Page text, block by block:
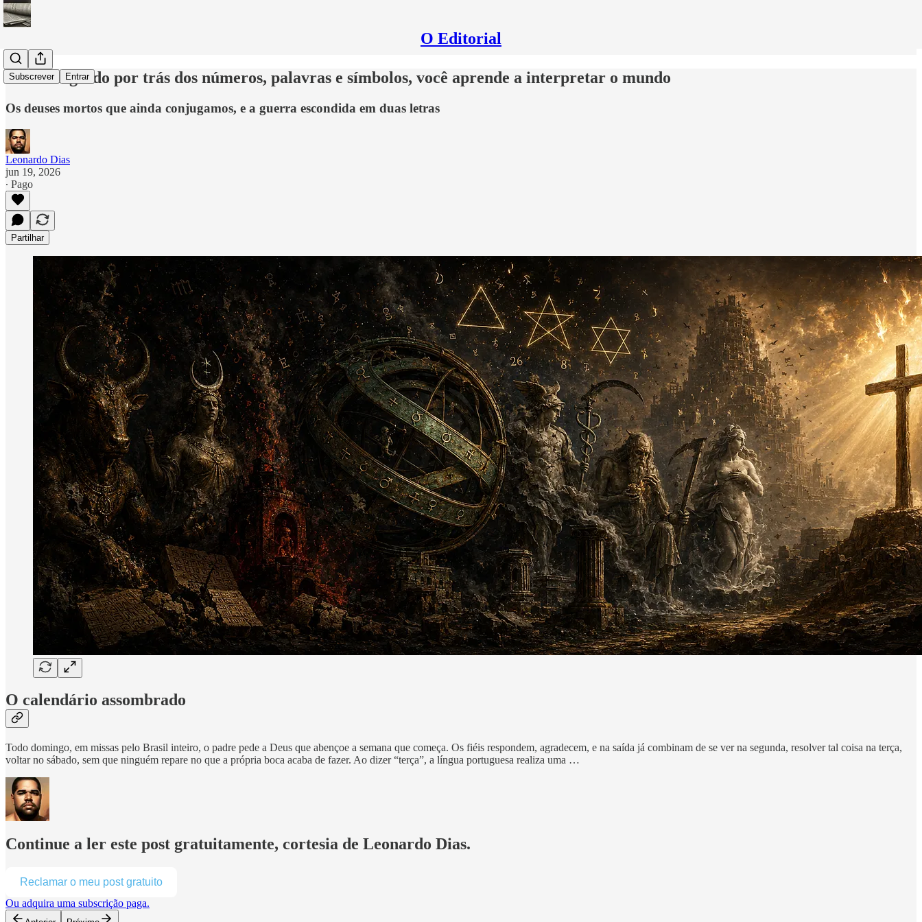
O Editorial
Subscrever Entrar
Com o segredo por trás dos números, palavras e símbolos, você aprende a interpretar o mundo
Os deuses mortos que ainda conjugamos, e a guerra escondida em duas letras
Leonardo Dias
jun 19, 2026
∙ Pago
Partilhar
O calendário assombrado
Todo domingo, em missas pelo Brasil inteiro, o padre pede a Deus que abençoe a semana que começa. Os fiéis respondem, agradecem, e na saída já combinam de se ver na segunda, resolver tal coisa na terça,
voltar no sábado, sem que ninguém repare no que a própria boca acaba de fazer. Ao dizer “terça”, a língua portuguesa realiza uma …
Continue a ler este post gratuitamente, cortesia de Leonardo Dias.
Reclamar o meu post gratuito
Ou adquira uma subscrição paga.